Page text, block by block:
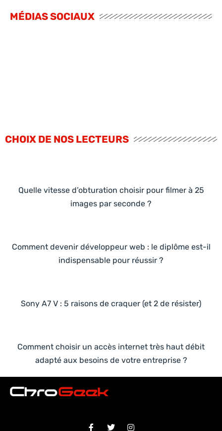
MÉDIAS SOCIAUX
CHOIX DE NOS LECTEURS
Quelle vitesse d’obturation choisir pour filmer à 25
images par seconde ?
Comment devenir développeur web : le diplôme est-il
indispensable pour réussir ?
Sony A7 V : 5 raisons de craquer (et 2 de résister)
Comment choisir un accès internet très haut débit
adapté aux besoins de votre entreprise ?